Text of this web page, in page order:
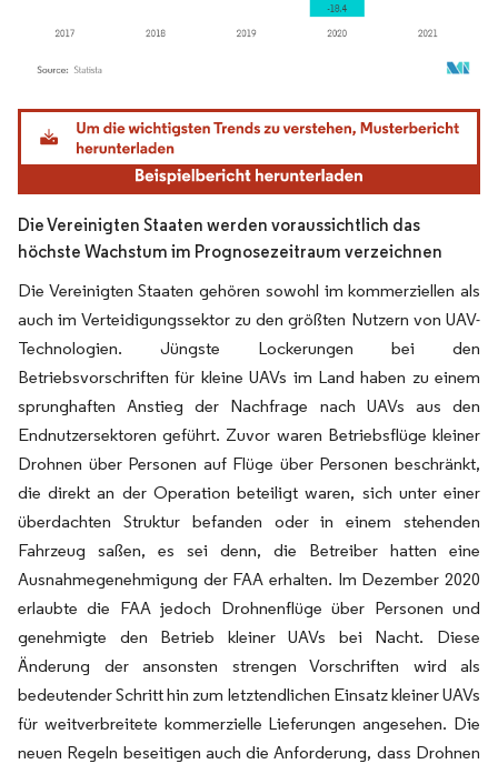
Bild © Mordor Intelligence. Wiederverwendung erfordert Namensnennung gemäß
Die Vereinigten Staaten werden voraussichtlich das
höchste Wachstum im Prognosezeitraum verzeichnen
Die Vereinigten Staaten gehören sowohl im kommerziellen als
auch im Verteidigungssektor zu den größten Nutzern von UAV-
Technologien. Jüngste Lockerungen bei den
Betriebsvorschriften für kleine UAVs im Land haben zu einem
sprunghaften Anstieg der Nachfrage nach UAVs aus den
Endnutzersektoren geführt. Zuvor waren Betriebsflüge kleiner
Drohnen über Personen auf Flüge über Personen beschränkt,
die direkt an der Operation beteiligt waren, sich unter einer
überdachten Struktur befanden oder in einem stehenden
Fahrzeug saßen, es sei denn, die Betreiber hatten eine
Ausnahmegenehmigung der FAA erhalten. Im Dezember 2020
erlaubte die FAA jedoch Drohnenflüge über Personen und
genehmigte den Betrieb kleiner UAVs bei Nacht. Diese
Änderung der ansonsten strengen Vorschriften wird als
bedeutender Schritt hin zum letztendlichen Einsatz kleiner UAVs
für weitverbreitete kommerzielle Lieferungen angesehen. Die
neuen Regeln beseitigen auch die Anforderung, dass Drohnen